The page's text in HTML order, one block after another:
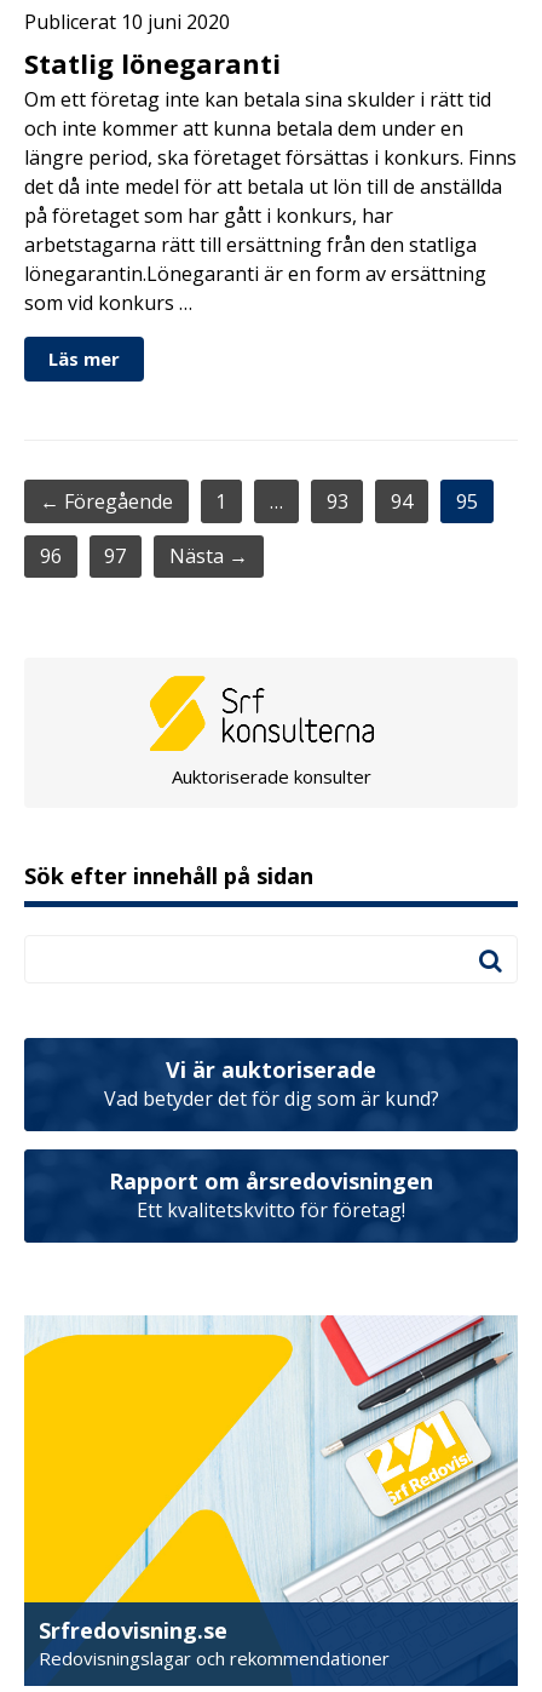
Publicerat 10 juni 2020
Statlig lönegaranti
Om ett företag inte kan betala sina skulder i rätt tid
och inte kommer att kunna betala dem under en
längre period, ska företaget försättas i konkurs. Finns
det då inte medel för att betala ut lön till de anställda
på företaget som har gått i konkurs, har
arbetstagarna rätt till ersättning från den statliga
lönegarantin.Lönegaranti är en form av ersättning
som vid konkurs …
Läs mer
← Föregående 1 … 93 94 95
96 97 Nästa →
Auktoriserade konsulter
Sök efter innehåll på sidan
Vi är auktoriserade
Vad betyder det för dig som är kund?
Rapport om årsredovisningen
Ett kvalitetskvitto för företag!
Srfredovisning.se
Redovisningslagar och rekommendationer